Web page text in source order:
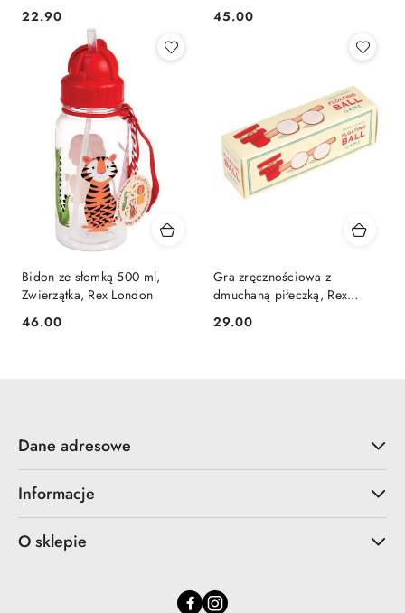
Cena:
22.90 Cena:
45.00
Bidon ze słomką 500 ml,
Zwierzątka, Rex London
Cena:
46.00
Gra zręcznościowa z
dmuchaną piłeczką, Rex
Cena:
29.00
Dane adresowe
Informacje
O sklepie